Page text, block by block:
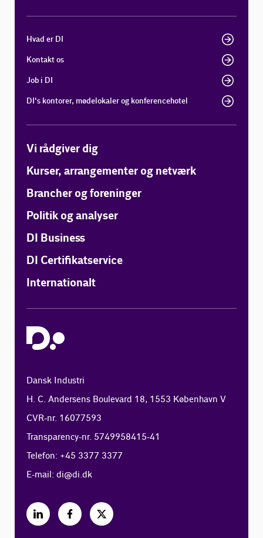
Hvad er DI
Kontakt os
Job i DI
DI's kontorer, mødelokaler og konferencehotel
Vi rådgiver dig
Kurser, arrangementer og netværk
Brancher og foreninger
Politik og analyser
DI Business
DI Certifikatservice
Internationalt
Dansk Industri
H. C. Andersens Boulevard 18, 1553 København V
CVR-nr. 16077593
Transparency-nr. 5749958415-41
Telefon: +45 3377 3377
E-mail:di@di.dk